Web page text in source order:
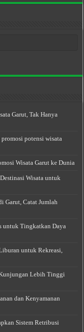
Garut, Tak Hanya
potensi wisata
Wisata Garut ke Dunia
Wisata untuk
Garut, Catat Jumlah
untuk Tingkatkan Daya
untuk Rekreasi,
Lebih Tinggi
dan Kenyamanan
Sistem Retribusi